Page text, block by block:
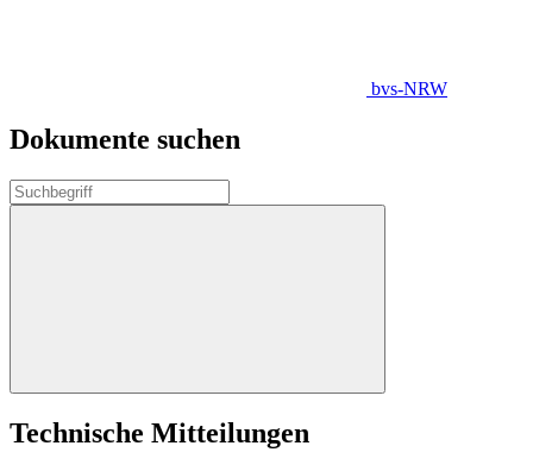
bvs-NRW
Dokumente suchen
Technische Mitteilungen